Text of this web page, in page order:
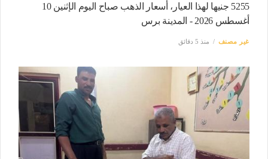
5255 جنيها لهذا العيار، أسعار الذهب صباح اليوم الإثنين 10
أغسطس 2026 - المدينة برس
غير مصنف منذ 5 دقائق